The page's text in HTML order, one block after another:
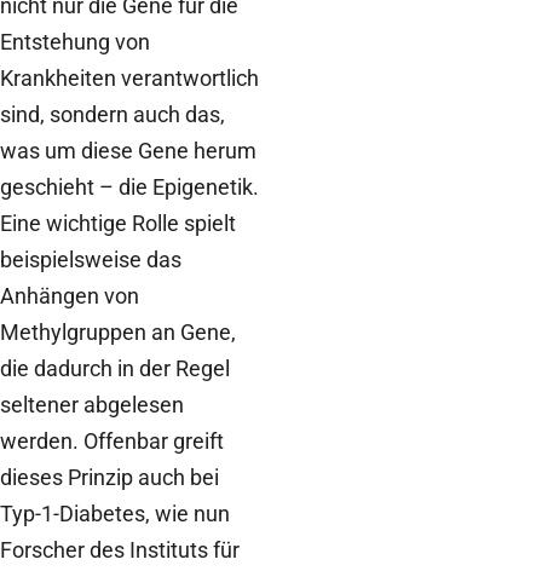
Entstehung von
Krankheiten verantwortlich
sind, sondern auch das,
was um diese Gene herum
geschieht – die Epigenetik.
Eine wichtige Rolle spielt
beispielsweise das
Anhängen von
Methylgruppen an Gene,
die dadurch in der Regel
seltener abgelesen
werden. Offenbar greift
dieses Prinzip auch bei
Typ-1-Diabetes, wie nun
Forscher des Instituts für